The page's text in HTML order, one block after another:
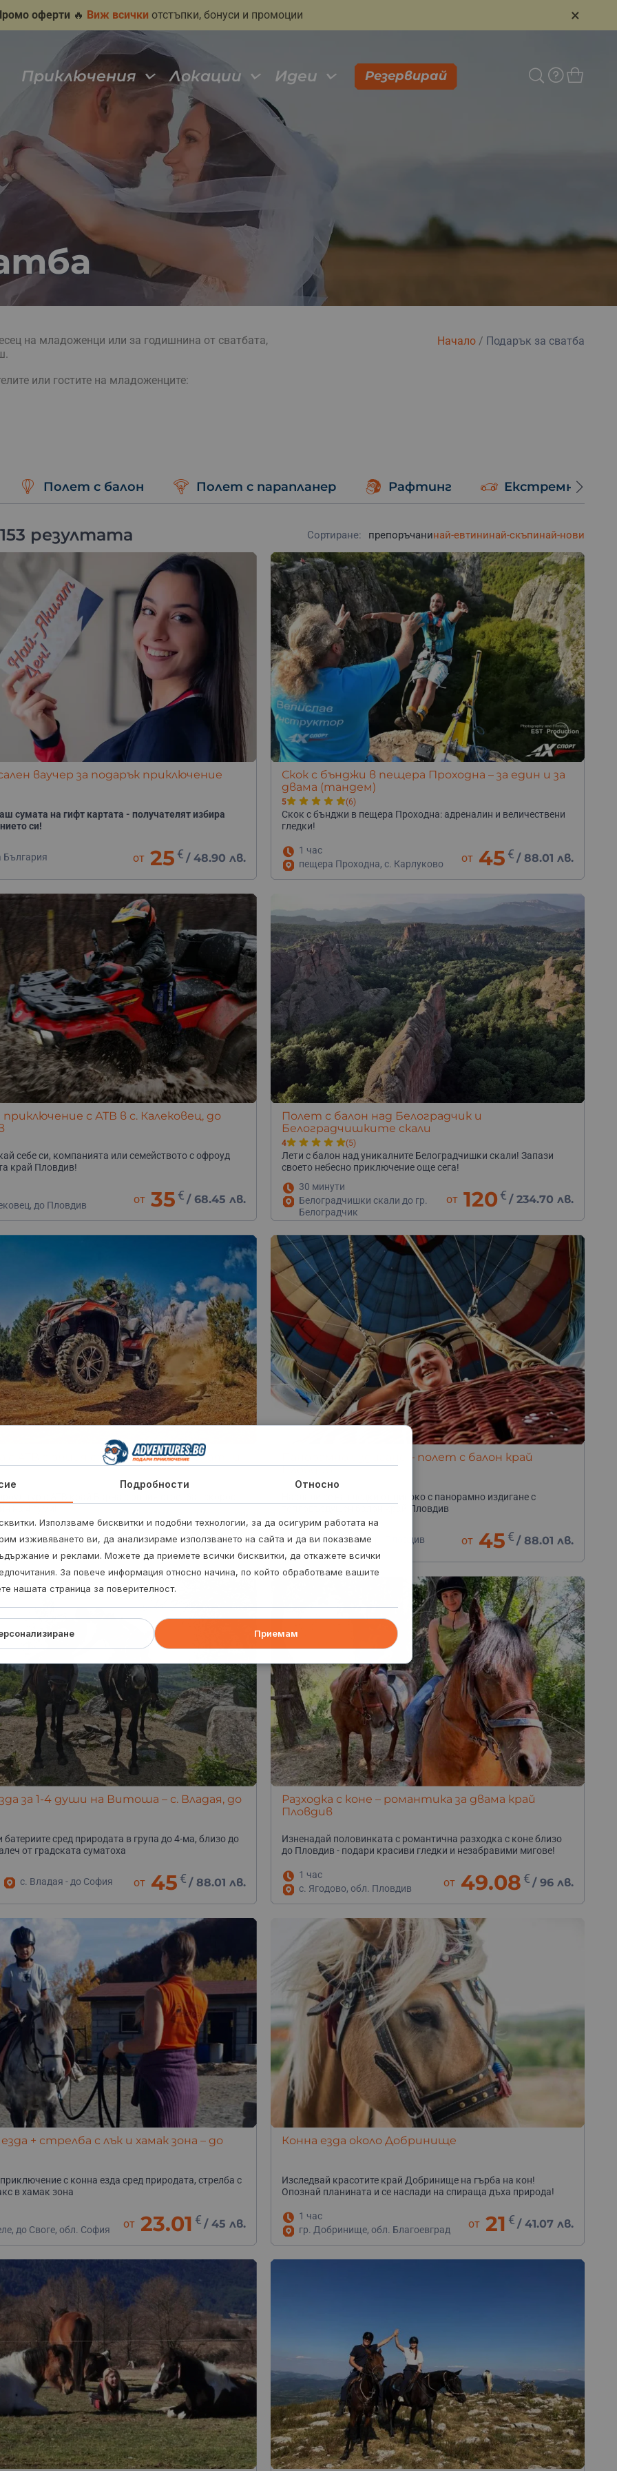
оферти 🔥 Виж всички отстъпки, бонуси и промоции ×
Приключения Локации Идеи Резервирай
на младоженци или за годишнина от сватбата,
или гостите на младоженците:
може да им подариш ваучер за виа ферата,
Начало/ Подарък за сватба
Полет с балон Полет с парапланер Рафтинг Екстремно
резултата Сортиране: препоръчанинай-евтининай-скъпинай-нови
ваучер за подарък приключение
сумата на гифт картата - получателят избира
си!
България от 25 € /48.90 лв.
Скок с бънджи в пещера Проходна – за един и за
двама (тандем)
5 (6)
Скок с бънджи в пещера Проходна: адреналин и величествени
гледки!
1 час
пещера Проходна, с. Карлуково
от 45 € / 88.01 лв.
с АТВ в с. Калековец, до
себе си, компанията или семейството с офроуд
край Пловдив!
до Пловдив
от 35 € /68.45 лв.
Полет с балон над Белоградчик и
Белоградчишките скали
4 (5)
Лети с балон над уникалните Белоградчишки скали! Запази
своето небесно приключение още сега!
30 минути
Белоградчишки скали до гр.
Белоградчик
от 120 € / 234.70 лв.
с АТВ с опция стрелба – Варна, Златни
пясъци, до Варна
от51 €/99.75 лв.
Панорамно издигане – полет с балон край
Пловдив
Наслади се на гледки от високо с панорамно издигане с
топловъздушен балон край Пловдив
10 минути гр. Пловдив от 45 € / 88.01 лв.
за 1-4 души на Витоша – с. Владая, до
батериите сред природата в група до 4-ма, близо до
от градската суматоха
с. Владая - до София от 45 € /88.01 лв.
Разходка с коне – романтика за двама край
Пловдив
Изненадай половинката с романтична разходка с коне близо
до Пловдив - подари красиви гледки и незабравими мигове!
1 час
с. Ягодово, обл. Пловдив
от 49.08 € /96 лв.
+ стрелба с лък и хамак зона – до
с конна езда сред природата, стрелба с
в хамак зона
до Своге, обл. София
от 23.01 € /45 лв.
Конна езда около Добринище
Изследвай красотите край Добринище на гърба на кон!
Опознай планината и се наслади на спираща дъха природа!
1 час
гр. Добринище, обл. Благоевград
от 21 € /41.07 лв.
Подробности Относно
Използваме бисквитки и подобни технологии, за да осигурим работата на
изживяването ви, да анализираме използването на сайта и да ви показваме
и реклами. Можете да приемете всички бисквитки, да откажете всички
За повече информация относно начина, по който обработваме вашите
нашата страница за поверителност.
Приемам